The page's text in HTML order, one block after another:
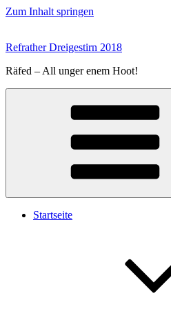
Zum Inhalt springen
Refrather Dreigestirn 2018
Räfed – All unger enem Hoot!
Startseite